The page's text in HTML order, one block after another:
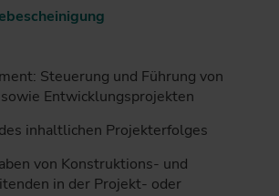
Steuerung und Führung von
Entwicklungsprojekten
inhaltlichen Projekterfolges
von Konstruktions- und
in der Projekt- oder